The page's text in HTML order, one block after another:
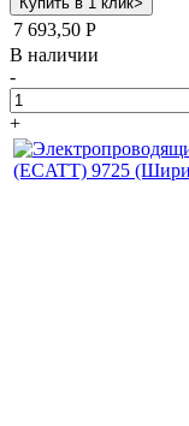
7 693,50 Р
В наличии
-
+